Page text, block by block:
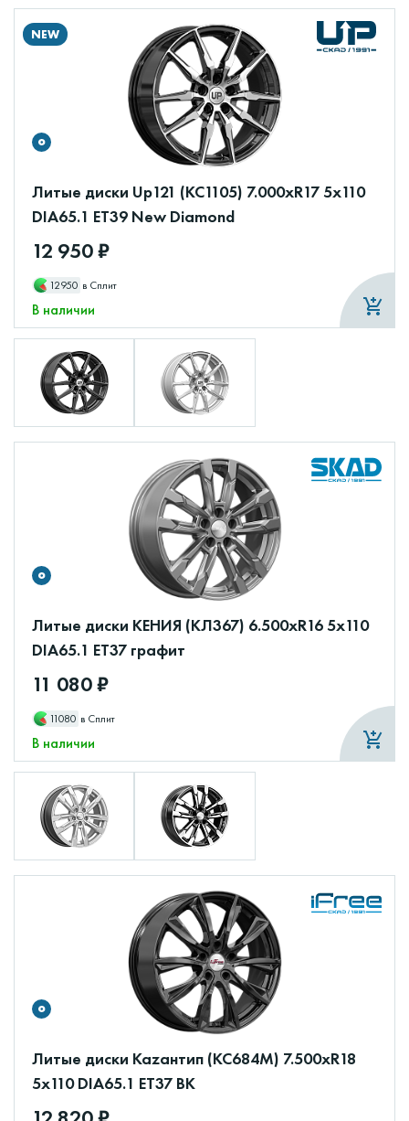
NEW
Литые диски Up121 (КС1105) 7.000xR17 5x110
DIA65.1 ET39 New Diamond
12 950 ₽
12950 в Сплит
В наличии
Литые диски КЕНИЯ (КЛ367) 6.500xR16 5x110
DIA65.1 ET37 графит
11 080 ₽
11080 в Сплит
В наличии
Литые диски Каzантип (КС684М) 7.500xR18
5x110 DIA65.1 ET37 BK